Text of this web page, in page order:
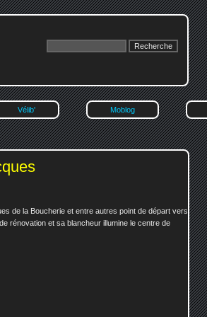
Vélib' Moblog
de la Boucherie et entre autres point de départ vers
rénovation et sa blancheur illumine le centre de